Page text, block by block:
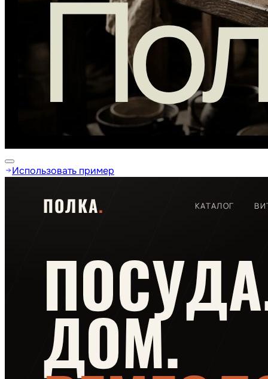
Использовать пример